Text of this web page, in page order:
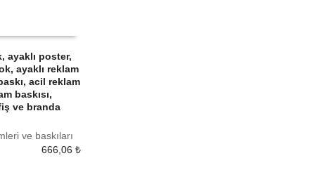
ayaklı poster,
ayaklı reklam
acil reklam
baskısı,
ve branda
ve baskıları
666,06 ₺